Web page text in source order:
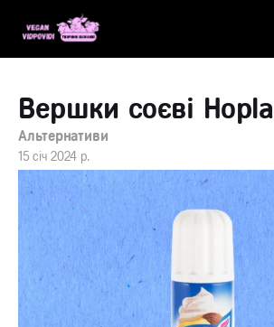
Вершки соєві Hopla
Альтернативи
15 січ 2024 р.